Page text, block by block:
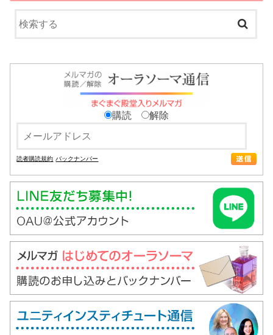
購読 解除
読者購読規約 バックナンバー